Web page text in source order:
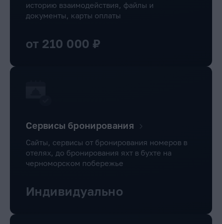
историю взаимодействия, файлы и
документы, карты оплаты
от 210 000 ₽
Сервисы бронирования
Сайты, сервисы от бронирования номеров в
отелях, до бронирования яхт в бухте на
черноморском побережье
Индивидуально